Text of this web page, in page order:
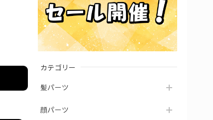
カテゴリー
髪パーツ
顔パーツ